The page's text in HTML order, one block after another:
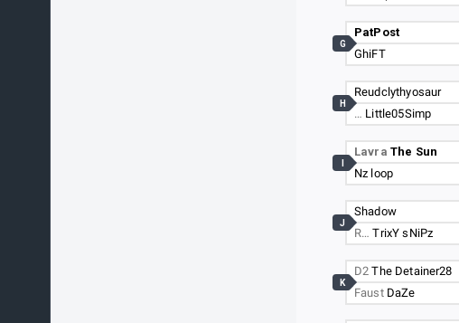
PatPost
GhiFT
G
Reudclythyosaur
… Little05Simp
H
Lavra The Sun
Nz loop
Shadow
R…TrixY sNiPz
J
D2The Detainer28
Faust DaZe
K